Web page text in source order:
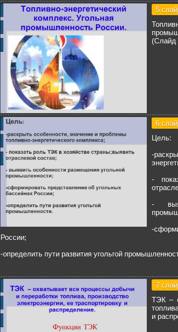
5
(Слайд
6
Цель:
-
-
-
-
России;
-определить пути развития угольгой
7
ТЭК –
и